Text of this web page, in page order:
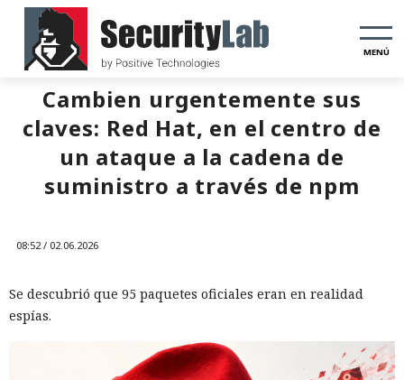
MENÚ
Cambien urgentemente sus
claves: Red Hat, en el centro de
un ataque a la cadena de
suministro a través de npm
08:52 / 02.06.2026
Se descubrió que 95 paquetes oficiales eran en realidad
espías.